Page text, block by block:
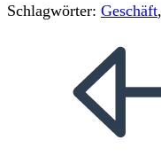
Schlagwörter: Geschäft,
ansehen